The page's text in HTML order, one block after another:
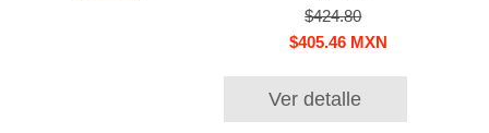
$424.80
$405.46 MXN
Ver detalle